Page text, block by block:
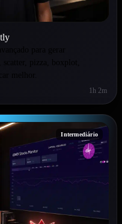
scatter, pizza, boxplot,
1h 2m
Intermediário